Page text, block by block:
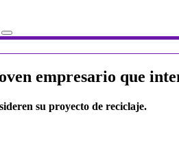
empresario que
su proyecto de reciclaje.